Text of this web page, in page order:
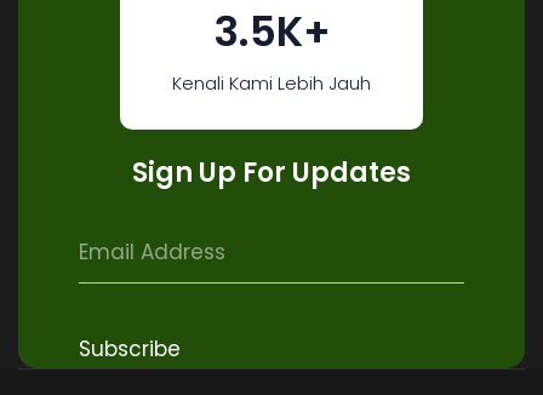
3.5K+
Kenali Kami Lebih Jauh
Sign Up For Updates